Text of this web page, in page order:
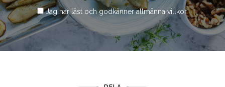
Jag har läst och godkännerallmänna villkor.